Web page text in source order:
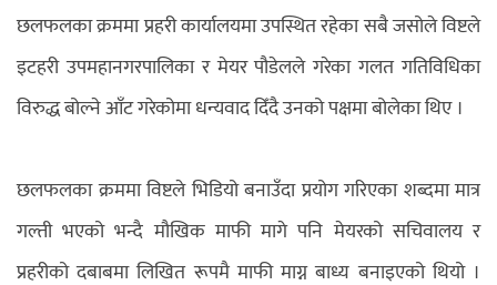
छलफलका क्रममा प्रहरी कार्यालयमा उपस्थित रहेका सबै जसोले विष्टले
इटहरी उपमहानगरपालिका र मेयर पौडेलले गरेका गलत गतिविधिका
विरुद्ध बोल्ने आँट गरेकोमा धन्यवाद दिँदै उनको पक्षमा बोलेका थिए ।
छलफलका क्रममा विष्टले भिडियो बनाउँदा प्रयोग गरिएका शब्दमा मात्र
गल्ती भएको भन्दै मौखिक माफी मागे पनि मेयरको सचिवालय र
प्रहरीको दबाबमा लिखित रूपमै माफी माग्न बाध्य बनाइएको थियो ।